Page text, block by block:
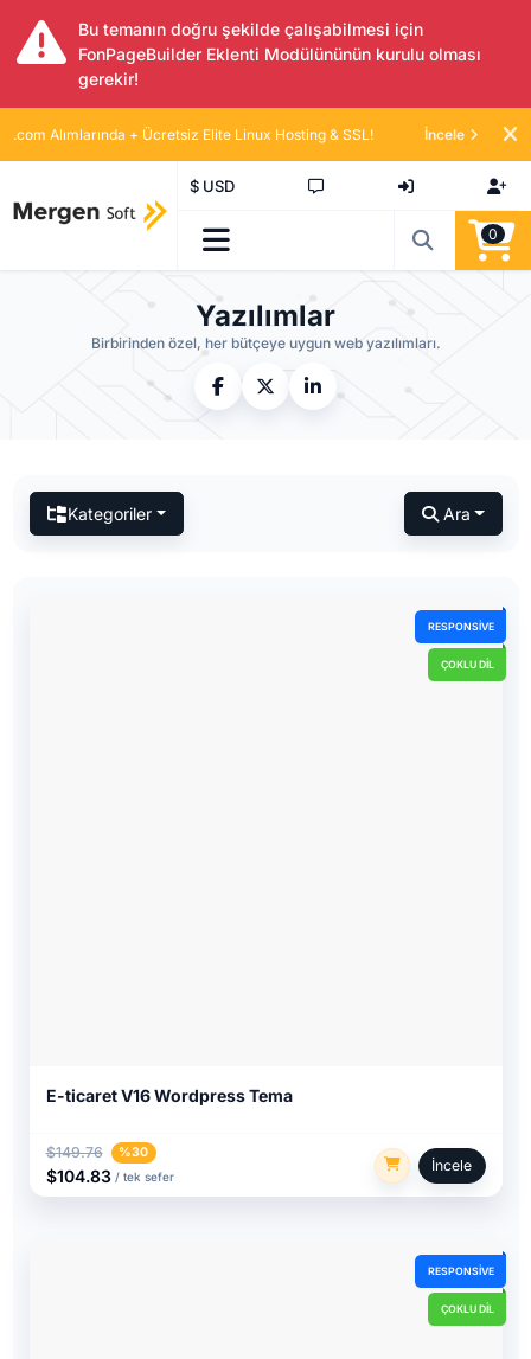
Bu temanın doğru şekilde çalışabilmesi için
FonPageBuilder Eklenti Modülününün kurulu olması
gerekir!
.com Alımlarında + Ücretsiz Elite Linux Hosting & SSL! İncele
$ USD
0
Yazılımlar
Birbirinden özel, her bütçeye uygun web yazılımları.
Kategoriler Ara
RESPONSIVE
ÇOKLU DIL
E-ticaret V16 Wordpress Tema
$149.76 %30
$104.83 / tek sefer
İncele
RESPONSIVE
ÇOKLU DIL